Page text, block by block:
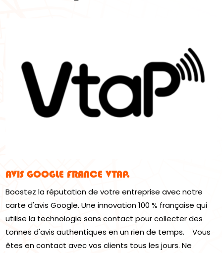
AVIS GOOGLE FRANCE VTAP.
Boostez la réputation de votre entreprise avec notre
carte d'avis Google. Une innovation 100 % française qui
utilise la technologie sans contact pour collecter des
tonnes d'avis authentiques en un rien de temps. Vous
êtes en contact avec vos clients tous les jours. Ne